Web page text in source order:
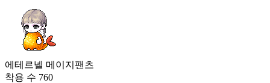
에테르넬 메이지팬츠
착용 수 760